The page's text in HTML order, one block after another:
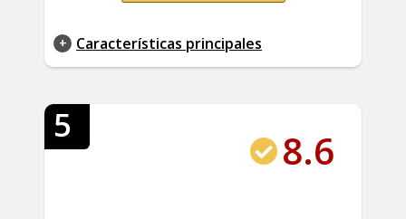
Características principales
5
8.6